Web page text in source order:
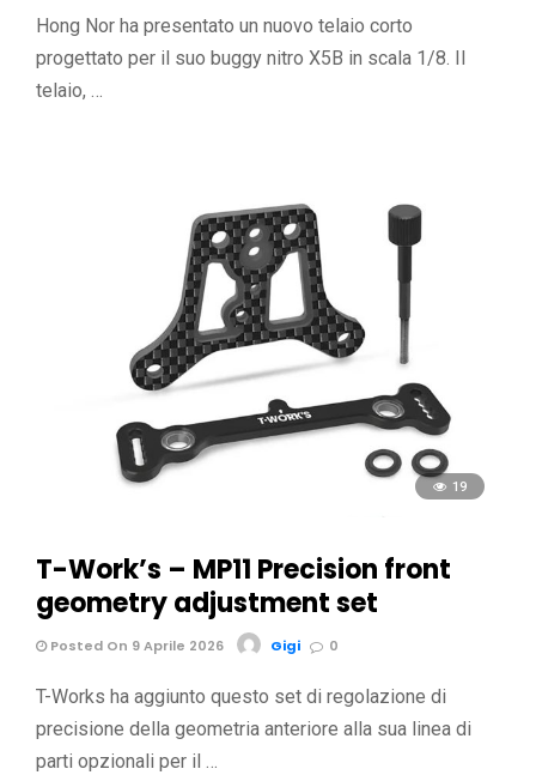
Hong Nor ha presentato un nuovo telaio corto
progettato per il suo buggy nitro X5B in scala 1/8. Il
telaio, …
19
T-Work’s – MP11 Precision front
geometry adjustment set
Posted On 9 Aprile 2026 Gigi 0
T-Works ha aggiunto questo set di regolazione di
precisione della geometria anteriore alla sua linea di
parti opzionali per il …